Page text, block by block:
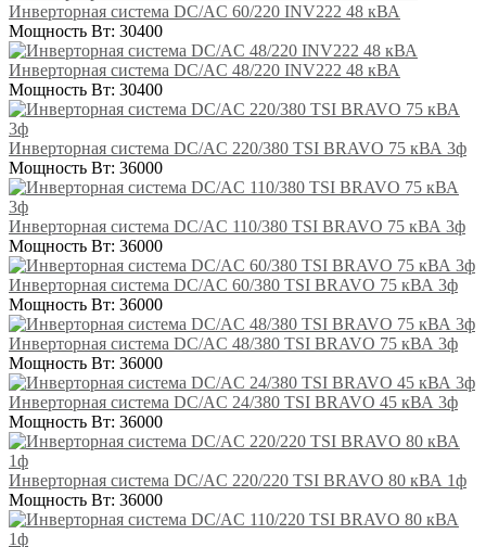
Инверторная система DC/AC 60/220 INV222 48 кВА
Мощность Вт: 30400
Инверторная система DC/AC 48/220 INV222 48 кВА
Мощность Вт: 30400
Инверторная система DC/AC 220/380 TSI BRAVO 75 кВА 3ф
Мощность Вт: 36000
Инверторная система DC/AC 110/380 TSI BRAVO 75 кВА 3ф
Мощность Вт: 36000
Инверторная система DC/AC 60/380 TSI BRAVO 75 кВА 3ф
Мощность Вт: 36000
Инверторная система DC/AC 48/380 TSI BRAVO 75 кВА 3ф
Мощность Вт: 36000
Инверторная система DC/AC 24/380 TSI BRAVO 45 кВА 3ф
Мощность Вт: 36000
Инверторная система DC/AC 220/220 TSI BRAVO 80 кВА 1ф
Мощность Вт: 36000